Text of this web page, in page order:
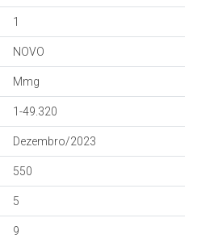
1
NOVO
Mmg
1-49.320
Dezembro/2023
550
5
9